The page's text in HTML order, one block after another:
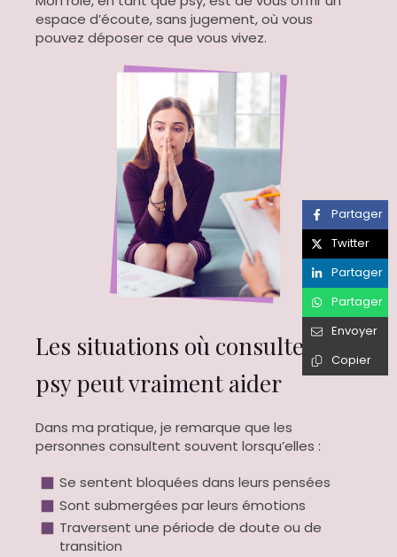
espace d’écoute, sans jugement, où vous
pouvez déposer ce que vous vivez.
Les situations où consulter un
psy peut vraiment aider
Dans ma pratique, je remarque que les
personnes consultent souvent lorsqu’elles :
Se sentent bloquées dans leurs pensées
Sont submergées par leurs émotions
Traversent une période de doute ou de
transition
Partager
Twitter
Partager
Partager
Envoyer
Copier